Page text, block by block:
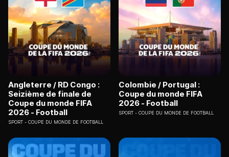
Angleterre / RD Congo :
Seizième de finale de
Coupe du monde FIFA
2026 - Football
SPORT COUPE DU MONDE DE FOOTBALL
Colombie / Portugal :
Coupe du monde FIFA
2026 - Football
SPORT COUPE DU MONDE DE FOOTBALL